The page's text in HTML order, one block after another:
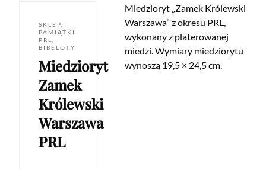
SKLEP
PAMIĄTKI
PRL
BIBELOTY
Miedzioryt
Zamek
Królewski
Warszawa
PRL
Miedzioryt „Zamek Królewski
Warszawa” z okresu PRL,
wykonany z platerowanej
miedzi. Wymiary miedziorytu
wynoszą 19,5 × 24,5 cm.